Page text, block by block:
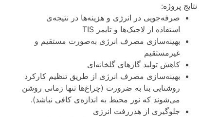
نتایج پروژه:
صرفه‌جویی در انرژی و هزینه‌ها در نتیجه‌ی
استفاده از لاجیک‌ها و تایمر TIS
بهینه‌سازی مصرف انرژی به‌صورت مستقیم و
غیرمستقیم
کاهش تولید گازهای گلخانه‌ای
بهینه‌سازی مصرف انرژی از طریق تنظیم کارکرد
روشنایی بنا به ضرورت (چراغ‌ها تنها زمانی روشن
می‌شوند که نور محیط به اندازه‌ی کافی نباشد).
جلوگیری از هدررفت انرژی